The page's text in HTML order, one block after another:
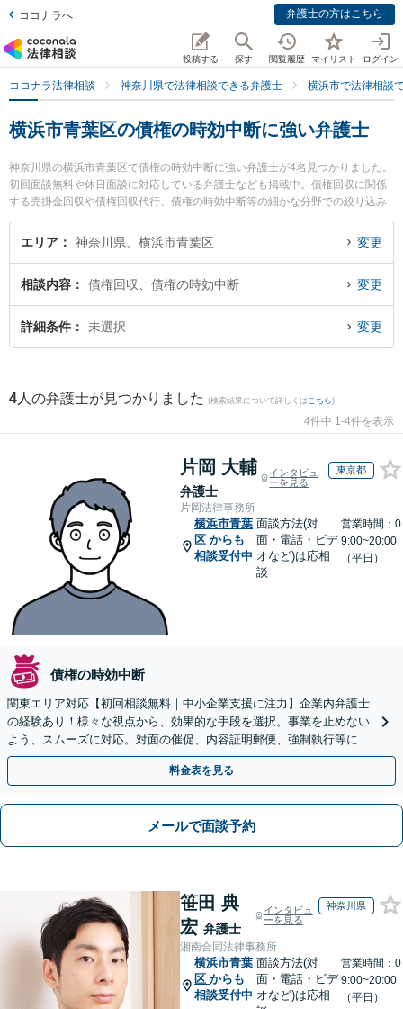
ココナラへ 弁護士の方はこちら
投稿する 探す 閲覧履歴 マイリスト ログイン
ココナラ法律相談 神奈川県で法律相談できる弁護士 横浜市で法律相談
横浜市青葉区の債権の時効中断に強い弁護士
神奈川県の横浜市青葉区で債権の時効中断に強い弁護士が4名見つかりました。
初回面談無料や休日面談に対応している弁護士なども掲載中。債権回収に関係
する売掛金回収や債権回収代行、債権の時効中断等の細かな分野での絞り込み
検索もでき便利です。特に横浜青葉法律事務所の下山 達也弁護士や青葉あけぼ
の法律事務所の小林 理英弁護士、アスールたまプラ法律事務所の猪野 匡史弁護
相談したい』『債権の時効中断のトラブル解決の実績豊富な近くの弁護士を検
索したい』『初回相談無料で債権の時効中断を法律相談できる横浜市青葉区内
の弁護士に相談予約したい』などでお困りの相談者さんにおすすめです。
エリア 神奈川県、横浜市青葉区 変更
相談内容 債権回収、債権の時効中断 変更
詳細条件 未選択 変更
4 人の弁護士が見つかりました (検索結果について詳しくは こちら)
4件中 1-4件を表示
片岡 大輔
弁護士
インタビュ
ーを見る
東京都
片岡法律事務所
横浜市青葉
区 からも
相談受付中
面談方法(対
面・電話・ビデ
オなど)は応相
談
営業時間：0
9:00~20:00
（平日）
債権の時効中断
関東エリア対応【初回相談無料｜中小企業支援に注力】企業内弁護士
の経験あり！様々な視点から、効果的な手段を選択。事業を止めない
よう、スムーズに対応。対面の催促、内容証明郵便、強制執行等に精
通。お困りの方はすぐにご相談を【オンライン面談◎】
料金表を見る
メールで面談予約
笹田 典
宏 弁護士
インタビュ
ーを見る
神奈川県
湘南合同法律事務所
横浜市青葉
区 からも
相談受付中
面談方法(対
面・電話・ビデ
オなど)は応相
営業時間：0
9:00~20:00
（平日）